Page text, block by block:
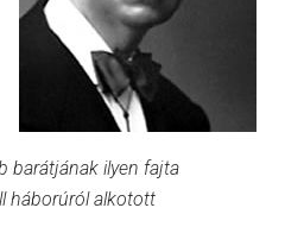
barátjának ilyen fajta
háborúról alkotott